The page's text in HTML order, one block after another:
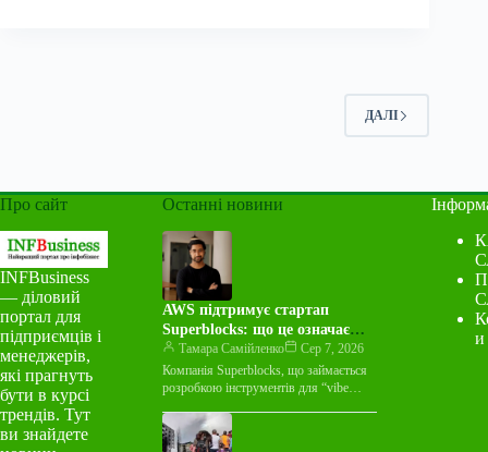
ДАЛІ
Про сайт
INFBusiness
— діловий
портал для
підприємців і
менеджерів,
які прагнуть
бути в курсі
трендів. Тут
ви знайдете
Останні новини
AWS підтримує стартап
Superblocks: що це означає
для індустрії
Тамара Самійленко
Сер 7, 2026
Компанія Superblocks, що займається
розробкою інструментів для “vibe
угоду про спільний маркетинг із
Amazon Web Services…
и